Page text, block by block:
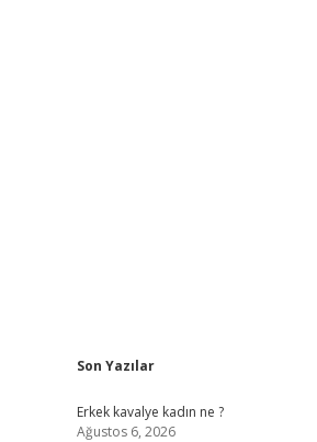
Sidebar
Son Yazılar
Erkek kavalye kadın ne ?
Ağustos 6, 2026
piabellacasinohiltonbet giriş